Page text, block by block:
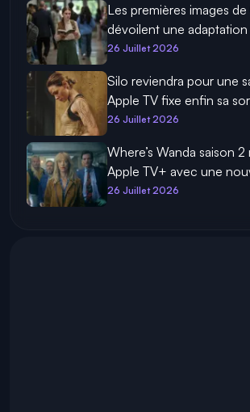
Les premières images de
dévoilent une adaptation
26 Juillet 2026
Silo reviendra pour une
Apple TV fixe enfin sa
26 Juillet 2026
Where’s Wanda saison
Apple TV+ avec une
26 Juillet 2026